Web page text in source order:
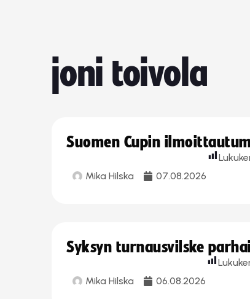
joni toivola
Suomen Cupin
Mika Hilska 07.08.2026
Syksyn turnausvilske
Mika Hilska 06.08.2026